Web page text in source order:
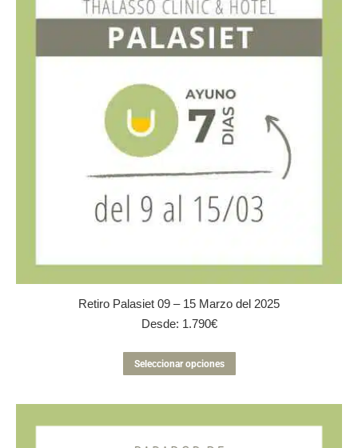
opciones
se
pueden
elegir
la
producto
Retiro Palasiet 09 – 15 Marzo del 2025
Desde: 1.790€
Seleccionar opciones
producto
múltiples
variantes.